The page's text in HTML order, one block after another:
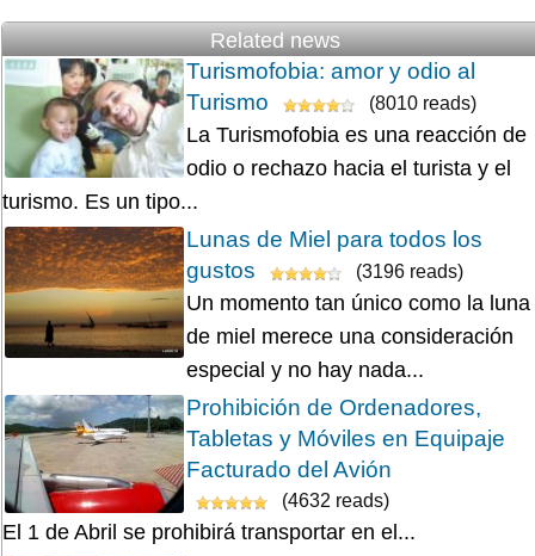
Related news
Turismofobia: amor y odio al
Turismo
(8010 reads)
La Turismofobia es una reacción de
odio o rechazo hacia el turista y el
turismo. Es un tipo...
Lunas de Miel para todos los
gustos
(3196 reads)
Un momento tan único como la luna
de miel merece una consideración
especial y no hay nada...
Prohibición de Ordenadores,
Tabletas y Móviles en Equipaje
Facturado del Avión
(4632 reads)
El 1 de Abril se prohibirá transportar en el...